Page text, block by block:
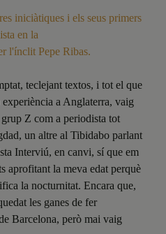
iniciàtiques i els seus primers
en la
l'ínclit Pepe Ribas.
teclejant textos, i tot el que
a Anglaterra, vaig
Z com a periodista tot
un altre al Tibidabo parlant
Interviú, en canvi, sí que em
aprofitant la meva edat perquè
la nocturnitat. Encara que,
les ganes de fer
Barcelona, però mai vaig